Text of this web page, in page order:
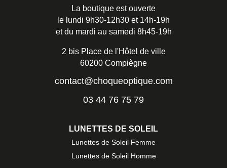
La boutique est ouverte
le lundi 9h30-12h30 et 14h-19h
et du mardi au samedi 8h45-19h
2 bis Place de l'Hôtel de ville
60200 Compiègne
contact@choqueoptique.com
03 44 76 75 79
LUNETTES DE SOLEIL
Lunettes de Soleil Femme
Lunettes de Soleil Homme